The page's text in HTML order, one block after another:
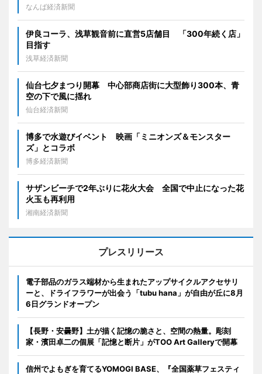
なんば経済新聞
伊良コーラ、浅草観音前に直営5店舗目 「300年続く店」
目指す
浅草経済新聞
仙台七夕まつり開幕 中心部商店街に大型飾り300本、青
空の下で風に揺れ
仙台経済新聞
博多で水遊びイベント 映画「ミニオンズ＆モンスター
ズ」とコラボ
博多経済新聞
サザンビーチで2年ぶりに花火大会 全国で中止になった花
火玉も再利用
湘南経済新聞
プレスリリース
電子部品のガラス端材から生まれたアップサイクルアクセサリ
ーと、ドライフラワーが出会う「tubu hana」が自由が丘に8月
6日グランドオープン
【長野・安曇野】土が描く記憶の脆さと、空間の熱量。彫刻
家・濱田卓二の個展「記憶と断片」がTOO Art Galleryで開幕
信州でよもぎを育てるYOMOGI BASE、『全国薬草フェスティ